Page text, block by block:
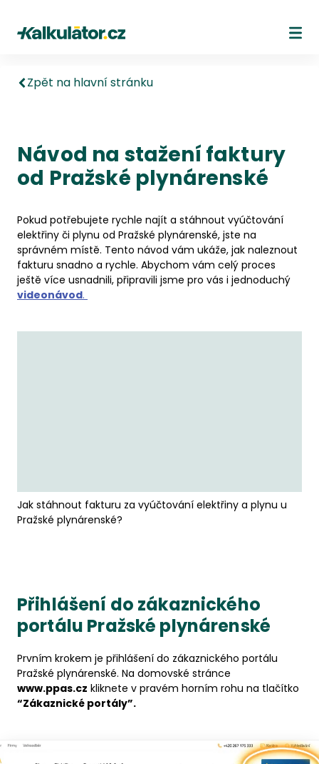
Kalkulátor.cz
Zpět na hlavní stránku
Návod na stažení faktury
od Pražské plynárenské
Pokud potřebujete rychle najít a stáhnout vyúčtování
elektřiny či plynu od Pražské plynárenské, jste na
správném místě. Tento návod vám ukáže, jak naleznout
fakturu snadno a rychle. Abychom vám celý proces
ještě více usnadnili, připravili jsme pro vás i jednoduchý
videonávod.
Jak stáhnout fakturu za vyúčtování elektřiny a plynu u
Pražské plynárenské?
Přihlášení do zákaznického
portálu Pražské plynárenské
Prvním krokem je přihlášení do zákaznického portálu
Pražské plynárenské. Na domovské stránce
www.ppas.cz kliknete v pravém horním rohu na tlačítko
“Zákaznické portály”.